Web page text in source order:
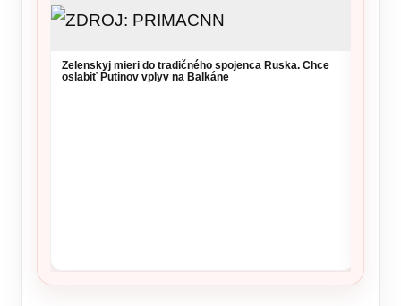
Zelenskyj mieri do tradičného spojenca Ruska. Chce
oslabiť Putinov vplyv na Balkáne